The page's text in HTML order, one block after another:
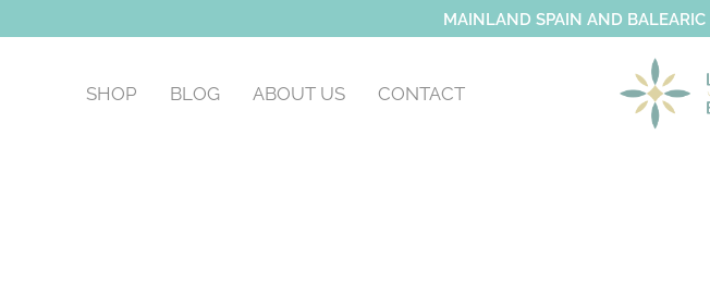
MAINLAND SPAIN AND BALEARIC
SHOP BLOG ABOUT US CONTACT